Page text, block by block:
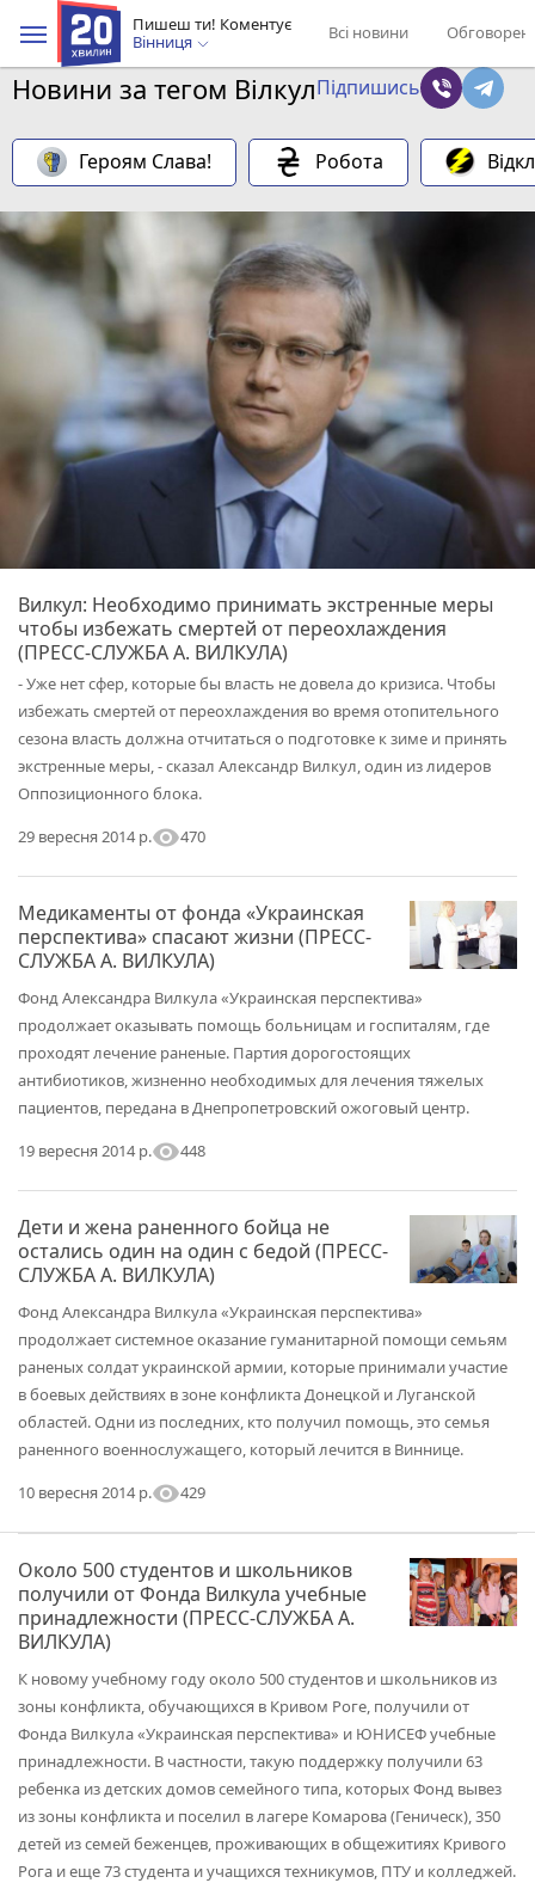
Пишеш ти! Коментує
Вінниця
Всі новини
Новини за тегом ВілкулПідпишись
Героям Слава! Робота
Вилкул: Необходимо принимать экстренные меры
чтобы избежать смертей от переохлаждения
(ПРЕСС-СЛУЖБА А. ВИЛКУЛА)
- Уже нет сфер, которые бы власть не довела до кризиса. Чтобы
избежать смертей от переохлаждения во время отопительного
сезона власть должна отчитаться о подготовке к зиме и принять
экстренные меры, - сказал Александр Вилкул, один из лидеров
Оппозиционного блока.
29 вересня 2014 р.visibility470
Медикаменты от фонда «Украинская
перспектива» спасают жизни (ПРЕСС-
СЛУЖБА А. ВИЛКУЛА)
Фонд Александра Вилкула «Украинская перспектива»
продолжает оказывать помощь больницам и госпиталям, где
проходят лечение раненые. Партия дорогостоящих
антибиотиков, жизненно необходимых для лечения тяжелых
пациентов, передана в Днепропетровский ожоговый центр.
19 вересня 2014 р.visibility448
Дети и жена раненного бойца не
остались один на один с бедой (ПРЕСС-
СЛУЖБА А. ВИЛКУЛА)
Фонд Александра Вилкула «Украинская перспектива»
продолжает системное оказание гуманитарной помощи семьям
раненых солдат украинской армии, которые принимали участие
в боевых действиях в зоне конфликта Донецкой и Луганской
областей. Одни из последних, кто получил помощь, это семья
раненного военнослужащего, который лечится в Виннице.
10 вересня 2014 р.visibility429
Около 500 студентов и школьников
получили от Фонда Вилкула учебные
принадлежности (ПРЕСС-СЛУЖБА А.
ВИЛКУЛА)
К новому учебному году около 500 студентов и школьников из
зоны конфликта, обучающихся в Кривом Роге, получили от
Фонда Вилкула «Украинская перспектива» и ЮНИСЕФ учебные
принадлежности. В частности, такую поддержку получили 63
ребенка из детских домов семейного типа, которых Фонд вывез
из зоны конфликта и поселил в лагере Комарова (Геническ), 350
детей из семей беженцев, проживающих в общежитиях Кривого
Рога и еще 73 студента и учащихся техникумов, ПТУ и колледжей.